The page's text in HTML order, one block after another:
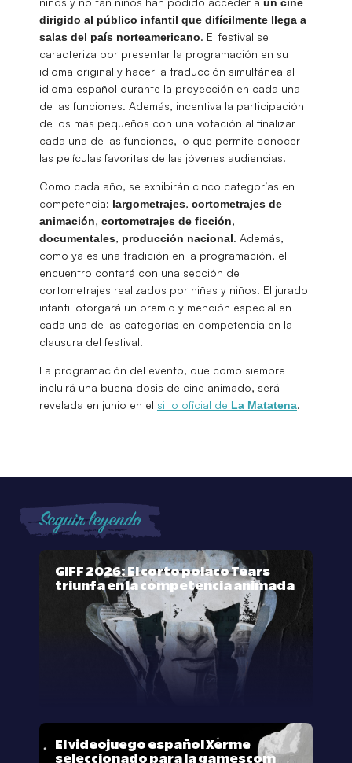
dirigido al público infantil que difícilmente llega a
salas del país norteamericano. El festival se
caracteriza por presentar la programación en su
idioma original y hacer la traducción simultánea al
idioma español durante la proyección en cada una
de las funciones. Además, incentiva la participación
de los más pequeños con una votación al finalizar
cada una de las funciones, lo que permite conocer
las películas favoritas de las jóvenes audiencias.
Como cada año, se exhibirán cinco categorías en
competencia: largometrajes, cortometrajes de
animación, cortometrajes de ficción,
documentales, producción nacional. Además,
como ya es una tradición en la programación, el
encuentro contará con una sección de
cortometrajes realizados por niñas y niños. El jurado
infantil otorgará un premio y mención especial en
cada una de las categorías en competencia en la
clausura del festival.
La programación del evento, que como siempre
incluirá una buena dosis de cine animado, será
revelada en junio en el sitio oficial de La Matatena.
Seguir leyendo
GIFF 2026: El corto polaco Tears
triunfa en la competencia animada
El videojuego español Xerme
seleccionado para la gamescom